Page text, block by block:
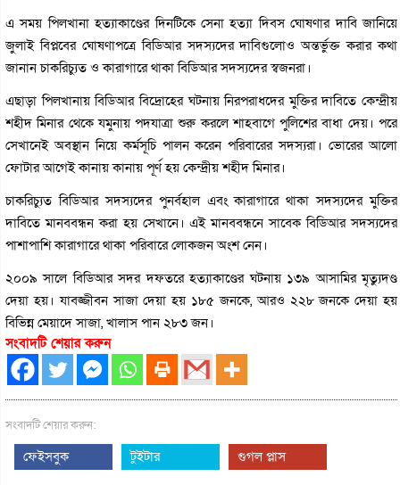
এ সময় পিলখানা হত্যাকাণ্ডের দিনটিকে সেনা হত্যা দিবস ঘোষণার দাবি জানিয়ে
জুলাই বিপ্লবের ঘোষণাপত্রে বিডিআর সদস্যদের দাবিগুলোও অন্তর্ভুক্ত করার কথা
জানান চাকরিচ্যুত ও কারাগারে থাকা বিডিআর সদস্যদের স্বজনরা।
এছাড়া পিলখানায় বিডিআর বিদ্রোহের ঘটনায় নিরপরাধদের মুক্তির দাবিতে কেন্দ্রীয়
শহীদ মিনার থেকে যমুনায় পদযাত্রা শুরু করলে শাহবাগে পুলিশের বাধা দেয়। পরে
সেখানেই অবস্থান নিয়ে কর্মসূচি পালন করেন পরিবারের সদস্যরা। ভোরের আলো
ফোটার আগেই কানায় কানায় পূর্ণ হয় কেন্দ্রীয় শহীদ মিনার।
চাকরিচ্যুত বিডিআর সদস্যদের পুনর্বহাল এবং কারাগারে থাকা সদস্যদের মুক্তির
দাবিতে মানববন্ধন করা হয় সেখানে। এই মানববন্ধনে সাবেক বিডিআর সদস্যদের
পাশাপাশি কারাগারে থাকা পরিবারে লোকজন অংশ নেন।
২০০৯ সালে বিডিআর সদর দফতরে হত্যাকাণ্ডের ঘটনায় ১৩৯ আসামির মৃত্যুদণ্ড
দেয়া হয়। যাবজ্জীবন সাজা দেয়া হয় ১৮৫ জনকে, আরও ২২৮ জনকে দেয়া হয়
বিভিন্ন মেয়াদে সাজা, খালাস পান ২৮৩ জন।
সংবাদটি শেয়ার করুন
সংবাদটি শেয়ার করুন:
ফেইসবুক টুইটার গুগল প্লাস